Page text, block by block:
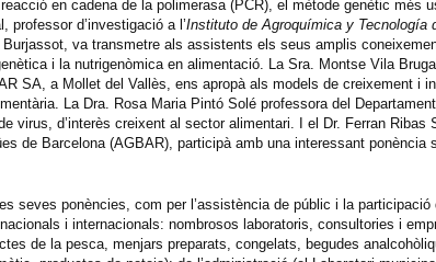
en cadena de la polimerasa (PCR), el mètode genètic més
d’investigació a l’Instituto de Agroquímica y Tecnología
Burjassot, va transmetre als assistents els seus amplis
i la nutrigenòmica en alimentació. La Sra. Montse Vila
SA, a Mollet del Vallès, ens apropà als models de creixement i
La Dra. Rosa Maria Pintó Solé professora del
virus, d’interès creixent al sector alimentari. I el Dr. Ferran Ribas
de Barcelona (AGBAR), participà amb una interessant ponència
seves ponències, com per l’assistència de públic i la participació
i internacionals: nombrosos laboratoris, consultories i
de la pesca, menjars preparats, congelats, begudes